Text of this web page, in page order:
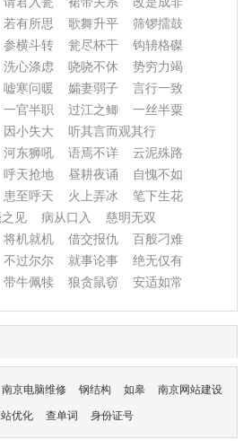
若有所思 歌舞升平
筛锣擂鼓
参横斗转 瓮尽杯干
钩辀格磔
洗心涤虑 哓哓不休
势穷力竭
嘘寒问暖 孀妻弱子
言行一致
一官半职 过江之鲫
一丝半粟
因小失大
听其言而观其行
河东狮吼 语焉不详
云泥殊路
呼天抢地 昼耕夜诵
自愧不如
患至呼天 火上弄冰
笔下生花
见 病从口入
慈明无双
将机就机 借交报仇
百般刁难
不过尔尔 就事论事
绝无仅有
带牛佩犊 狼贪鼠窃 安适如常
南京电脑维修 钢结构 如皋 南京网站建设
优化 查单词 身份证号